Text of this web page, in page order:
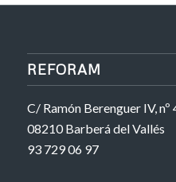
REFORAM
C/ Ramón Berenguer IV, nº
08210 Barberá del Vallés
93 729 06 97